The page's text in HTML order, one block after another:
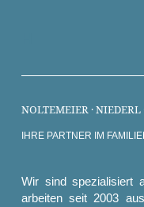
NOLTEMEIER · NIEDERL
IHRE PARTNER IM
Wir sind spezialisiert
arbeiten seit 2003